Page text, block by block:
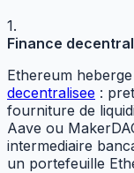
1.
Finance
Ethereum
decentralisee :
fourniture de
Aave ou
intermediaire
un portefeuille